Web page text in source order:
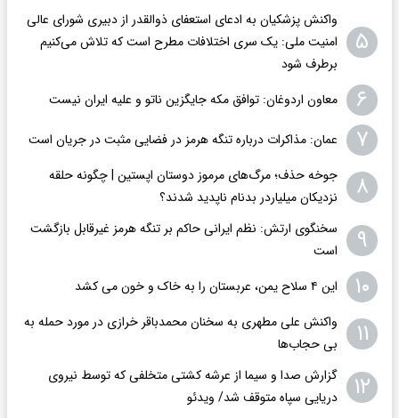
۵
واکنش پزشکیان به ادعای استعفای ذوالقدر از دبیری شورای عالی
امنیت ملی: یک سری اختلافات مطرح است که تلاش می‌کنیم
برطرف شود
۶ معاون اردوغان: توافق مکه جایگزین ناتو و علیه ایران نیست
۷ عمان: مذاکرات درباره تنگه هرمز در فضایی مثبت در جریان است
۸
جوخه حذف؛ مرگ‌های مرموز دوستان اپستین | چگونه حلقه
نزدیکان میلیاردر بدنام ناپدید شدند؟
۹
سخنگوی ارتش: نظم ایرانی حاکم بر تنگه هرمز غیرقابل بازگشت
است
۱۰ این ۴ سلاح یمن، عربستان را به خاک و خون می کشد
۱۱
واکنش علی مطهری به سخنان محمدباقر خرازی در مورد حمله به
بی حجاب‌ها
۱۲
گزارش صدا و سیما از عرشه کشتی متخلفی که توسط نیروی
دریایی سپاه متوقف شد/ ویدئو